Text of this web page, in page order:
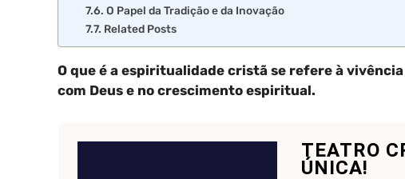
O Papel da Tradição e da Inovação
Related Posts
O que é a espiritualidade cristã se refere à
com Deus e no crescimento espiritual.
TEATRO
ÚNICA!